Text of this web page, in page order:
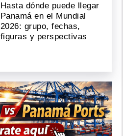
Hasta dónde puede llegar
Panamá en el Mundial
2026: grupo, fechas,
figuras y perspectivas